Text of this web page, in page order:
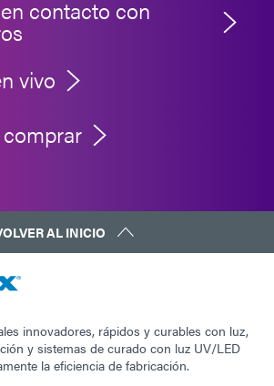
de 60 mm.
contacto con
vivo
AL INICIO
innovadores, rápidos y curables con luz,
y sistemas de curado con luz UV/LED
la eficiencia de fabricación.